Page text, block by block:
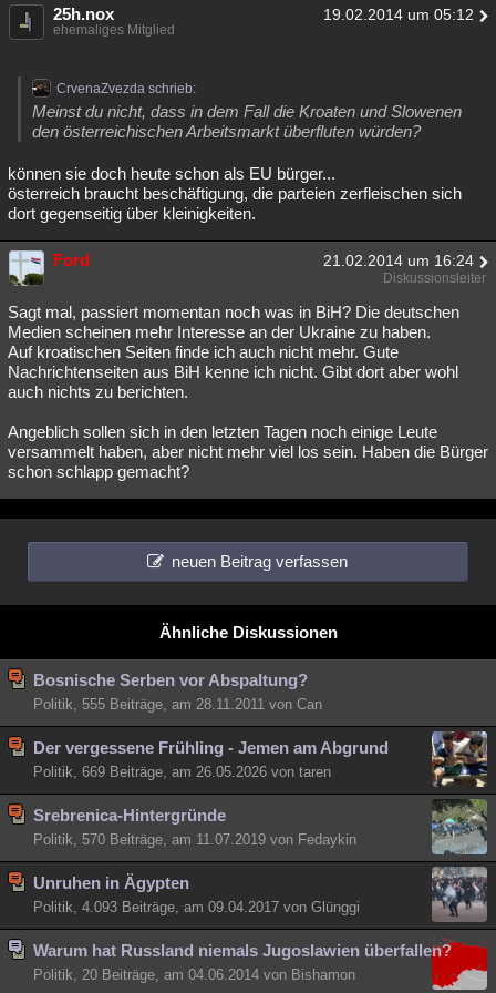
25h.nox 19.02.2014 um 05:12
ehemaliges Mitglied
CrvenaZvezda schrieb:
Meinst du nicht, dass in dem Fall die Kroaten und Slowenen
den österreichischen Arbeitsmarkt überfluten würden?
können sie doch heute schon als EU bürger...
österreich braucht beschäftigung, die parteien zerfleischen sich
dort gegenseitig über kleinigkeiten.
Ford 21.02.2014 um 16:24
Diskussionsleiter
Sagt mal, passiert momentan noch was in BiH? Die deutschen
Medien scheinen mehr Interesse an der Ukraine zu haben.
Auf kroatischen Seiten finde ich auch nicht mehr. Gute
Nachrichtenseiten aus BiH kenne ich nicht. Gibt dort aber wohl
auch nichts zu berichten.
Angeblich sollen sich in den letzten Tagen noch einige Leute
versammelt haben, aber nicht mehr viel los sein. Haben die Bürger
schon schlapp gemacht?
neuen Beitrag verfassen
Ähnliche Diskussionen
Bosnische Serben vor Abspaltung?
Politik, 555 Beiträge, am 28.11.2011 von Can
Der vergessene Frühling - Jemen am Abgrund
Politik, 669 Beiträge, am 26.05.2026 von taren
Srebrenica-Hintergründe
Politik, 570 Beiträge, am 11.07.2019 von Fedaykin
Unruhen in Ägypten
Politik, 4.093 Beiträge, am 09.04.2017 von Glünggi
Warum hat Russland niemals Jugoslawien überfallen?
Politik, 20 Beiträge, am 04.06.2014 von Bishamon